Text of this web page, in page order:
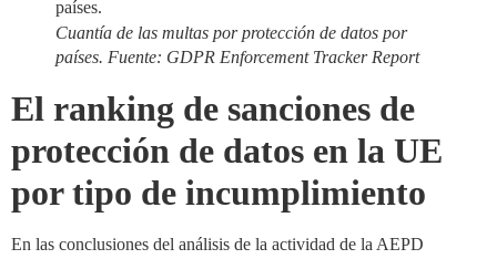
Cuantía de las multas por protección de datos por
países. Fuente: GDPR Enforcement Tracker Report
El ranking de sanciones de
protección de datos en la UE
por tipo de incumplimiento
En las conclusiones del análisis de la actividad de la AEPD